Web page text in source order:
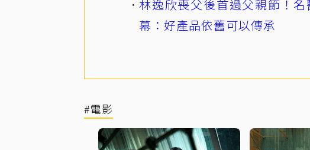
林逸欣喪父後首過父親節！
幕：好產品依舊可以傳承
#電影